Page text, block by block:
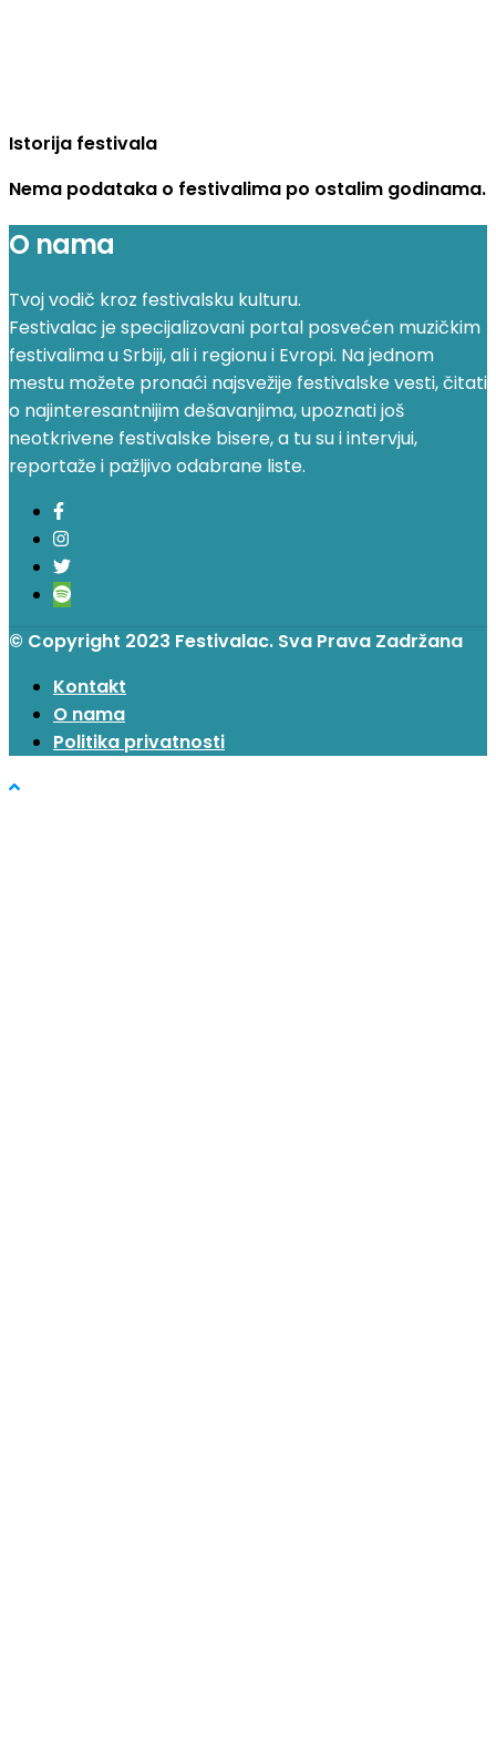
Istorija festivala
Nema podataka o festivalima po ostalim godinama.
O nama
Tvoj vodič kroz festivalsku kulturu.
Festivalac je specijalizovani portal posvećen muzičkim
festivalima u Srbiji, ali i regionu i Evropi. Na jednom
mestu možete pronaći najsvežije festivalske vesti, čitati
o najinteresantnijim dešavanjima, upoznati još
neotkrivene festivalske bisere, a tu su i intervjui,
reportaže i pažljivo odabrane liste.
© Copyright 2023 Festivalac. Sva Prava Zadržana
Kontakt
O nama
Politika privatnosti